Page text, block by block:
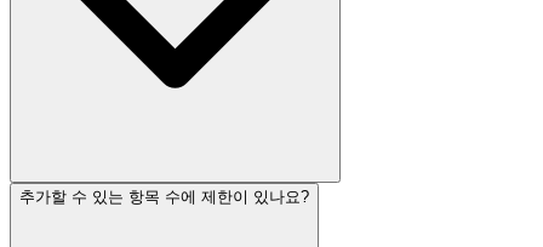
추가할 수 있는 항목 수에 제한이 있나요?